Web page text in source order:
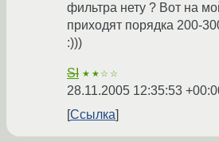
фильтра нету ? Вот на
приходят порядка 200-
:)))
SI ★★☆☆
28.11.2005 12:35:53
Ссылка